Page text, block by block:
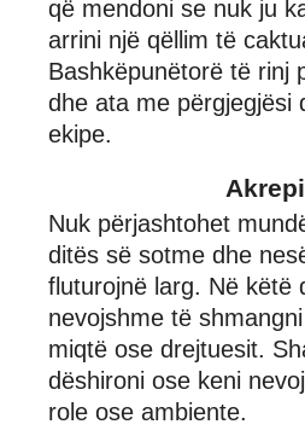
që mendoni se nuk ju
arrini një qëllim të
Bashkëpunëtorë të rinj
dhe ata me përgjegjësi
ekipe.
Akrepi
Nuk përjashtohet
ditës së sotme dhe
fluturojnë larg. Në këtë
nevojshme të
miqtë ose drejtuesit.
dëshironi ose keni
role ose ambiente.